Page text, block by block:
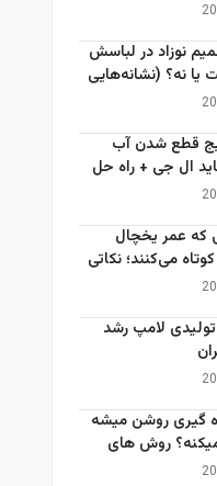
نوزاد در لباسش
نه؟ (نشانه‌هایی
بداند)
قطع شدن آب
ال جی + راه حل
که عمر یخچال
می‌کنند؛ نکاتی
تولیدی لامپ رشد
گیری روشن میشه
روش های